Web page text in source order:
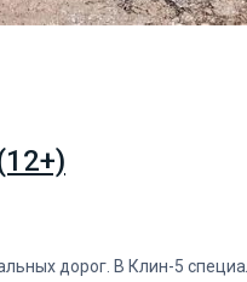
дорог. В Клин-5